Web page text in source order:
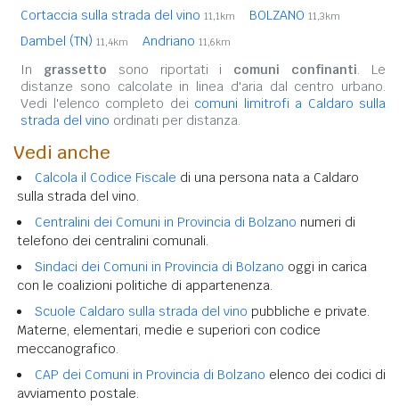
Cortaccia sulla strada del vino 11,1km BOLZANO 11,3km
Dambel (TN) 11,4km Andriano 11,6km
In grassetto sono riportati i comuni confinanti. Le
distanze sono calcolate in linea d'aria dal centro urbano.
Vedi l'elenco completo dei comuni limitrofi a Caldaro sulla
strada del vino ordinati per distanza.
Vedi anche
Calcola il Codice Fiscale di una persona nata a Caldaro
sulla strada del vino.
Centralini dei Comuni in Provincia di Bolzano numeri di
telefono dei centralini comunali.
Sindaci dei Comuni in Provincia di Bolzano oggi in carica
con le coalizioni politiche di appartenenza.
Scuole Caldaro sulla strada del vino pubbliche e private.
Materne, elementari, medie e superiori con codice
meccanografico.
CAP dei Comuni in Provincia di Bolzano elenco dei codici di
avviamento postale.